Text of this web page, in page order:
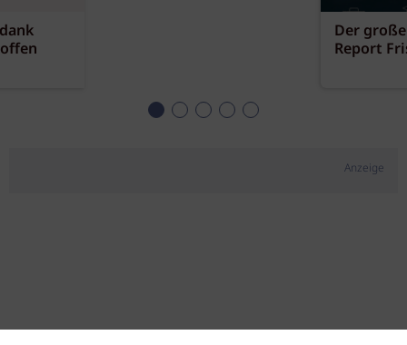
Der
Report
Anzeige